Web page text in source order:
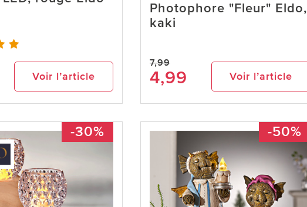
Voir l’article
Photophore "Fleur" Eldo,
kaki
7,99
4,99 Voir l’article
-30% -50%